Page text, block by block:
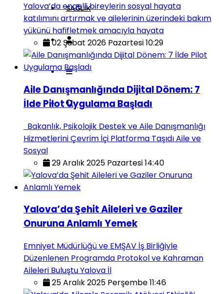
SAĞLIK
Yalova’da engelli bireylerin sosyal hayata
katılımını artırmak ve ailelerinin üzerindeki bakım
yükünü hafifletmek amacıyla hayata
02 Şubat 2026 Pazartesi 10:29
Aile Danışmanlığında Dijital Dönem: 7
İlde Pilot Uygulama Başladı
Bakanlık, Psikolojik Destek ve Aile Danışmanlığı
Hizmetlerini Çevrim İçi Platforma Taşıdı Aile ve
Sosyal
29 Aralık 2025 Pazartesi 14:40
Yalova’da Şehit Aileleri ve Gaziler
Onuruna Anlamlı Yemek
Emniyet Müdürlüğü ve EMŞAV İş Birliğiyle
Düzenlenen Programda Protokol ve Kahraman
Aileleri Buluştu Yalova İl
25 Aralık 2025 Perşembe 11:46